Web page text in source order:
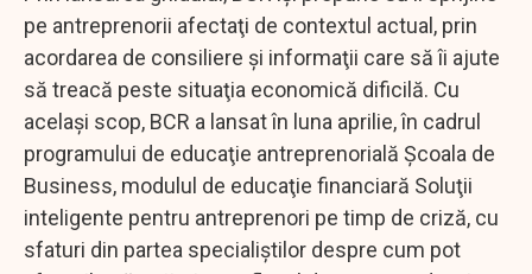
pe antreprenorii afectaţi de contextul actual, prin
acordarea de consiliere şi informaţii care să îi ajute
să treacă peste situaţia economică dificilă. Cu
acelaşi scop, BCR a lansat în luna aprilie, în cadrul
programului de educaţie antreprenorială Şcoala de
Business, modulul de educaţie financiară Soluţii
inteligente pentru antreprenori pe timp de criză, cu
sfaturi din partea specialiştilor despre cum pot